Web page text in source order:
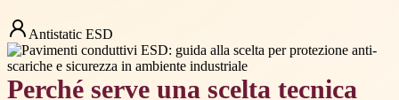
Antistatic ESD
Perché serve una scelta tecnica